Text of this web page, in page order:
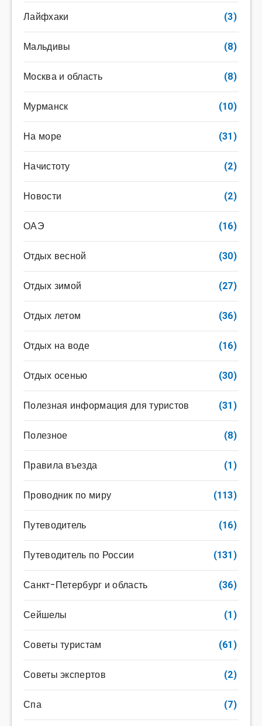
Лайфхаки (3)
Мальдивы (8)
Москва и область (8)
Мурманск (10)
На море (31)
Начистоту (2)
Новости (2)
ОАЭ (16)
Отдых весной (30)
Отдых зимой (27)
Отдых летом (36)
Отдых на воде (16)
Отдых осенью (30)
Полезная информация для туристов (31)
Полезное (8)
Правила въезда (1)
Проводник по миру (113)
Путеводитель (16)
Путеводитель по России (131)
Санкт-Петербург и область (36)
Сейшелы (1)
Советы туристам (61)
Советы экспертов (2)
Спа (7)